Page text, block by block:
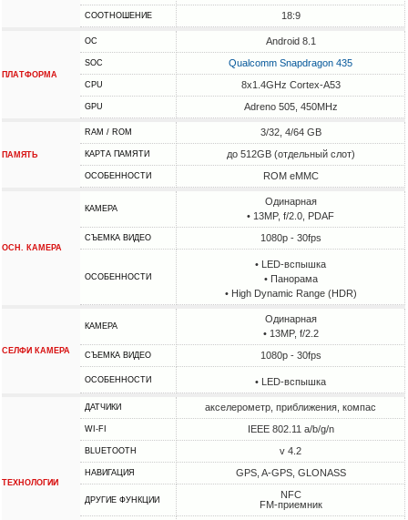
СООТНОШЕНИЕ 18:9
ПЛАТФОРМА
ОС Android 8.1
SOC Qualcomm Snapdragon 435
CPU 8x1.4GHz Cortex-A53
GPU Adreno 505, 450MHz
ПАМЯТЬ
RAM / ROM 3/32, 4/64 GB
КАРТА ПАМЯТИ до 512GB (отдельный слот)
ОСОБЕННОСТИ ROM eMMC
ОСН. КАМЕРА
КАМЕРА
Одинарная
• 13MP, f/2.0, PDAF
СЪЕМКА ВИДЕО 1080p - 30fps
ОСОБЕННОСТИ
• LED-вспышка
• Панорама
• High Dynamic Range (HDR)
СЕЛФИ КАМЕРА
КАМЕРА
Одинарная
• 13MP, f/2.2
СЪЕМКА ВИДЕО 1080p - 30fps
ОСОБЕННОСТИ • LED-вспышка
ТЕХНОЛОГИИ
ДАТЧИКИ акселерометр, приближения, компас
WI-FI IEEE 802.11 a/b/g/n
BLUETOOTH v 4.2
НАВИГАЦИЯ GPS, A-GPS, GLONASS
ДРУГИЕ ФУНКЦИИ
NFC
FM-приемник